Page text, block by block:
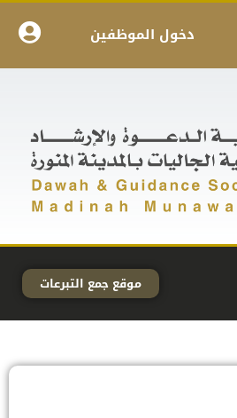
دخول الموظفين
موقع جمع التبرعات